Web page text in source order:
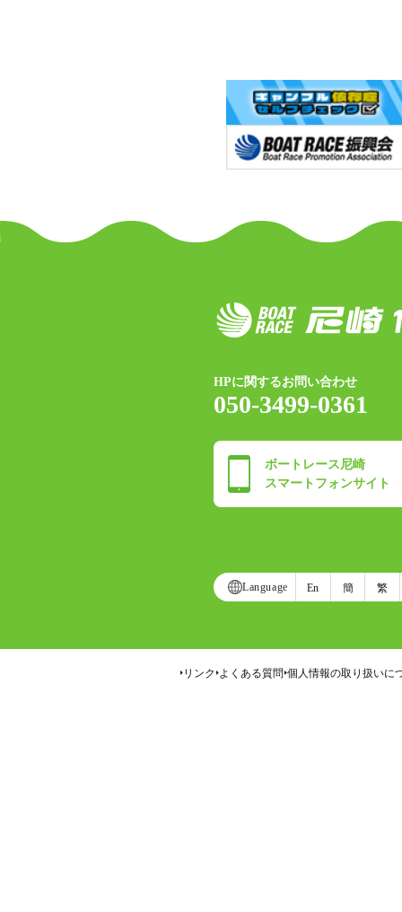
HPに関するお問い合わせ
050-3499-0361
ボートレース尼崎
スマートフォンサイト
Language En 簡 繁
リンク よくある質問 個人情報の取り扱いに